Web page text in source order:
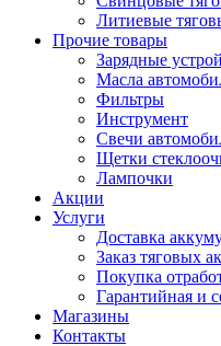
Литиевые
Прочие товары
Зарядные
Масла
Фильтры
Инструмент
Свечи
Щетки
Лампочки
Акции
Услуги
Доставка
Заказ тяговых
Покупка
Гарантийная и
Магазины
Контакты